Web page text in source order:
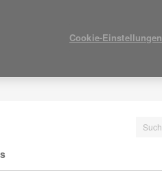
Cookie-Einstellungen